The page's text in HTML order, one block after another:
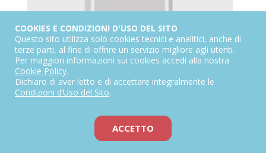
COOKIES E CONDIZIONI D'USO DEL SITO
Questo sito utilizza solo cookies tecnici e analitici, anche di
terze parti, al fine di offrire un servizio migliore agli utenti.
Per maggiori informazioni sui cookies accedi alla nostra
Cookie Policy.
Dichiaro di aver letto e di accettare integralmente le
Condizioni d’Uso del Sito.
ACCETTO